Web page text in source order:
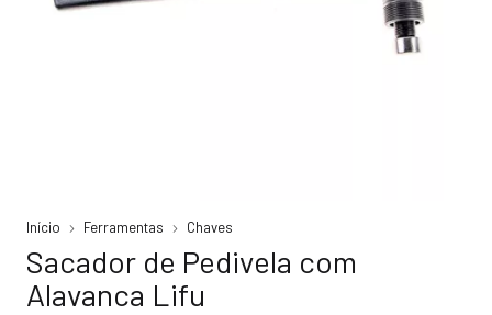
Início Ferramentas Chaves
Sacador de Pedivela com
Alavanca Lifu